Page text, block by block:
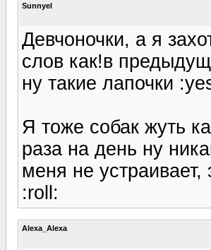
Sunnyel
Девчоночки, а я
слов как!в
ну такие лапочки
Я тоже собак жуть
раза на день ну
меня не устраивает,
:roll:
Alexa_Alexa